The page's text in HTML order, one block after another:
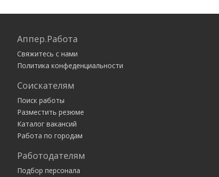
Аппер.Работа
Свяжитесь с нами
Политика конфеденциальности
Соискателям
Поиск работы
Разместить резюме
Каталог вакансий
Работа по городам
Работодателям
Подбор персонала